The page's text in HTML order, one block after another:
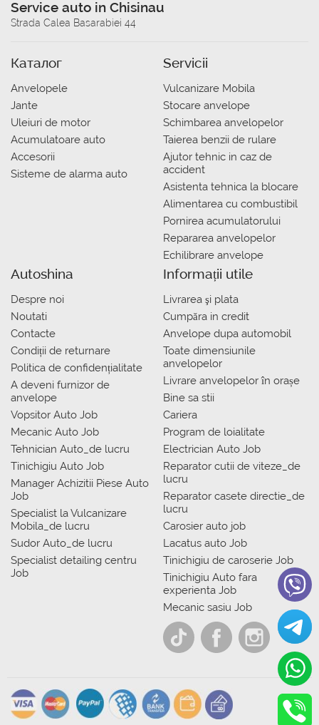
Service auto in Chisinau
Strada Calea Basarabiei 44
Каталог
Anvelopele
Jante
Uleiuri de motor
Acumulatoare auto
Accesorii
Sisteme de alarma auto
Servicii
Vulcanizare Mobila
Stocare anvelope
Schimbarea anvelopelor
Taierea benzii de rulare
Ajutor tehnic in caz de
accident
Asistenta tehnica la blocare
Alimentarea cu combustibil
Pornirea acumulatorului
Repararea anvelopelor
Echilibrare anvelope
Autoshina
Despre noi
Noutati
Contacte
Condiții de returnare
Politica de confidențialitate
A deveni furnizor de
anvelope
Vopsitor Auto Job
Mecanic Auto Job
Tehnician Auto_de lucru
Tinichigiu Auto Job
Manager Achizitii Piese Auto
Job
Specialist la Vulcanizare
Mobila_de lucru
Sudor Auto_de lucru
Specialist detailing centru
Job
Informații utile
Livrarea şi plata
Сumpăra in credit
Anvelope dupa automobil
Toate dimensiunile
anvelopelor
Livrare anvelopelor în orașe
Bine sa stii
Cariera
Program de loialitate
Electrician Auto Job
Reparator cutii de viteze_de
lucru
Reparator casete directie_de
lucru
Carosier auto job
Lacatus auto Job
Tinichigiu de caroserie Job
Tinichigiu Auto fara
experienta Job
Mecanic sasiu Job